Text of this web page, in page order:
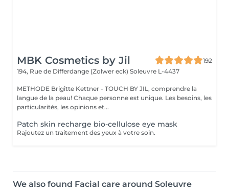
MBK Cosmetics by Jil
192
194, Rue de Differdange (Zolwer eck) Soleuvre L-4437
METHODE Brigitte Kettner - TOUCH BY JIL, comprendre la
langue de la peau! Chaque personne est unique. Les besoins, les
particularités, les opinions et...
Patch skin recharge bio-cellulose eye mask
Rajoutez un traitement des yeux à votre soin.
We also found Facial care around Soleuvre